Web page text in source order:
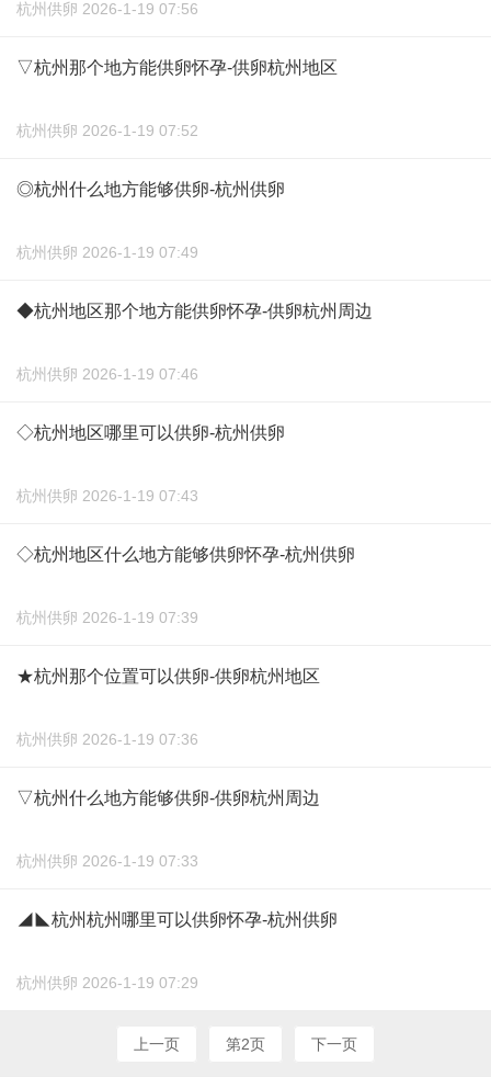
杭州供卵 2026-1-19 07:56
▽杭州那个地方能供卵怀孕-供卵杭州地区
杭州供卵 2026-1-19 07:52
◎杭州什么地方能够供卵-杭州供卵
杭州供卵 2026-1-19 07:49
◆杭州地区那个地方能供卵怀孕-供卵杭州周边
杭州供卵 2026-1-19 07:46
◇杭州地区哪里可以供卵-杭州供卵
杭州供卵 2026-1-19 07:43
◇杭州地区什么地方能够供卵怀孕-杭州供卵
杭州供卵 2026-1-19 07:39
★杭州那个位置可以供卵-供卵杭州地区
杭州供卵 2026-1-19 07:36
▽杭州什么地方能够供卵-供卵杭州周边
杭州供卵 2026-1-19 07:33
◢◣杭州杭州哪里可以供卵怀孕-杭州供卵
杭州供卵 2026-1-19 07:29
上一页 第2页 下一页